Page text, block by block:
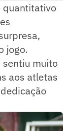
quantitativo
jogo.
sentiu muito
aos atletas